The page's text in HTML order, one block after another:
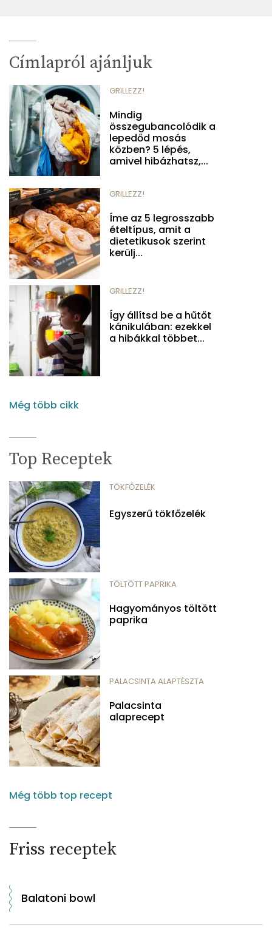
Címlapról ajánljuk
GRILLEZZ!
Mindig
összegubancolódik a
lepedőd mosás
közben? 5 lépés,
amivel hibázhatsz,...
GRILLEZZ!
Íme az 5 legrosszabb
ételtípus, amit a
dietetikusok szerint
kerülj...
GRILLEZZ!
Így állítsd be a hűtőt
kánikulában: ezekkel
a hibákkal többet...
Még több cikk
Top Receptek
TÖKFŐZELÉK
Egyszerű tökfőzelék
TÖLTÖTT PAPRIKA
Hagyományos töltött
paprika
PALACSINTA ALAPTÉSZTA
Palacsinta
alaprecept
Még több top recept
Friss receptek
Balatoni bowl